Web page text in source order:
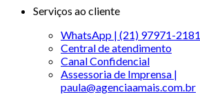
Serviços ao cliente
WhatsApp | (21) 97971-2181
Central de atendimento
Canal Confidencial
Assessoria de Imprensa |
paula@agenciaamais.com.br